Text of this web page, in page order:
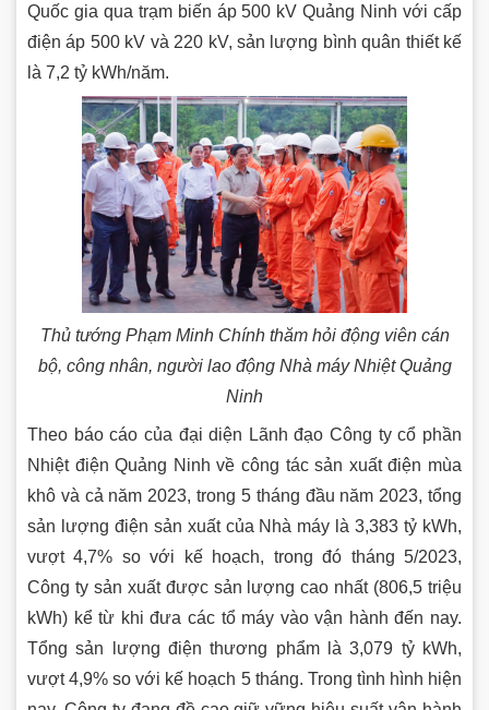
Quốc gia qua trạm biến áp 500 kV Quảng Ninh với cấp
điện áp 500 kV và 220 kV, sản lượng bình quân thiết kế
là 7,2 tỷ kWh/năm.
Thủ tướng Phạm Minh Chính thăm hỏi động viên cán
bộ, công nhân, người lao động Nhà máy Nhiệt Quảng
Ninh
Theo báo cáo của đại diện Lãnh đạo Công ty cổ phần
Nhiệt điện Quảng Ninh về công tác sản xuất điện mùa
khô và cả năm 2023, trong 5 tháng đầu năm 2023, tổng
sản lượng điện sản xuất của Nhà máy là 3,383 tỷ kWh,
vượt 4,7% so với kế hoạch, trong đó tháng 5/2023,
Công ty sản xuất được sản lượng cao nhất (806,5 triệu
kWh) kể từ khi đưa các tổ máy vào vận hành đến nay.
Tổng sản lượng điện thương phẩm là 3,079 tỷ kWh,
vượt 4,9% so với kế hoạch 5 tháng. Trong tình hình hiện